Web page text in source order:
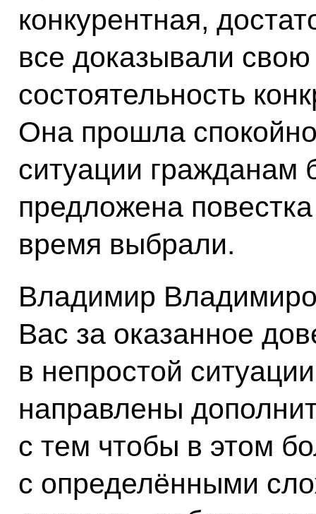
конкурентная,
все доказывали
состоятельность
Она прошла
ситуации гражданам
предложена
время выбрали.
Владимир
Вас за оказанное
в непростой
направлены
с тем чтобы в этом
с определёнными